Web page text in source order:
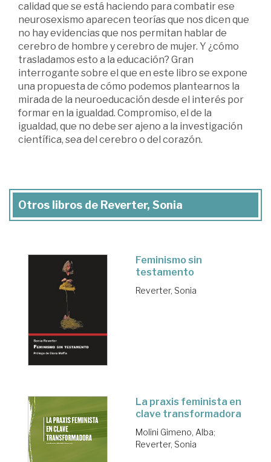
calidad que se está haciendo para combatir ese
neurosexismo aparecen teorías que nos dicen que
no hay evidencias que nos permitan hablar de
cerebro de hombre y cerebro de mujer. Y ¿cómo
trasladamos esto a la educación? Gran
interrogante sobre el que en este libro se expone
una propuesta de cómo podemos plantearnos la
mirada de la neuroeducación desde el interés por
formar en la igualdad. Compromiso, el de la
igualdad, que no debe ser ajeno a la investigación
científica, sea del cerebro o del corazón.
Otros libros de Reverter, Sonia
Feminismo sin
testamento
Reverter, Sonia
La praxis feminista en
clave transformadora
Molini Gimeno, Alba;
Reverter, Sonia